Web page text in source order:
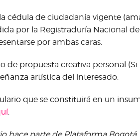
cédula de ciudadanía vigente
por la Registraduría Nacional
por ambas caras.
de propuesta creativa personal
artística del interesado.
que se constituirá en un
.